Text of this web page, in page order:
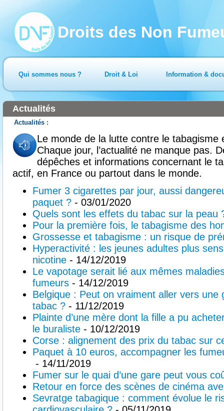
Droits des Non
Qui sommes nous ? Droit & Loi Information &
Le monde de la lutte contre le tabagisme
Chaque jour, l’actualité ne manque pas.
dépêches et informations concernant le
actif, en France ou partout dans le monde.
Actualités
Fumer 3 cigarettes par jour, aussi
paquet ? - 03/01/2020
Quels sont les effets du tabac sur la peau
Pour la première fois, le tabagisme des
Grossesse et tabagisme : un risque de
Hyperactivité : les jeunes adultes plus
nicotine - 14/12/2019
Le vapotage serait lié aux mêmes
fumeurs - 14/12/2019
Belgique : Peut on vraiment aller vers une
tabac ? - 11/12/2019
Plainte d’une mère dont la fille a pu
le buraliste - 10/12/2019
Corse : alignement des prix du tabac sur
Paquet à 10 euros, accompagner les
- 14/11/2019
Fumer sur le quai d’une gare peut vous
Retour en force des scènes de cinéma
Sevratge tabagique : comment évolue le